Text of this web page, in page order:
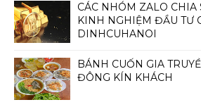
CÁC NHÓM ZALO CHIA
KINH NGHIỆM ĐẦU TƯ
DINHCUHANOI
BÁNH CUỐN GIA
ĐÔNG KÍN KHÁCH